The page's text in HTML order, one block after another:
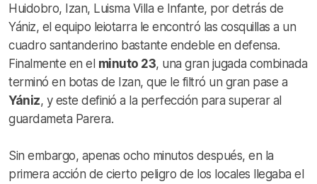
Huidobro, Izan, Luisma Villa e Infante, por detrás de
Yániz, el equipo leiotarra le encontró las cosquillas a un
cuadro santanderino bastante endeble en defensa.
Finalmente en el minuto 23, una gran jugada combinada
terminó en botas de Izan, que le filtró un gran pase a
Yániz, y este definió a la perfección para superar al
guardameta Parera.
Sin embargo, apenas ocho minutos después, en la
primera acción de cierto peligro de los locales llegaba el